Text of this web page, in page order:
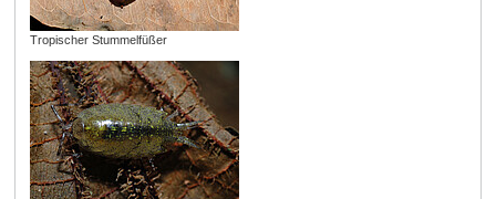
Tropischer Stummelfüßer